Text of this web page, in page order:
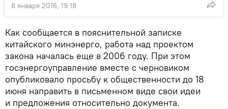
8 января 2016, 19:18
Как сообщается в пояснительной записке
китайского минэнерго, работа над проектом
закона началась еще в 2006 году. При этом
госэнергоуправление вместе с черновиком
опубликовало просьбу к общественности до 18
июня направить в письменном виде свои идеи
и предложения относительно документа.